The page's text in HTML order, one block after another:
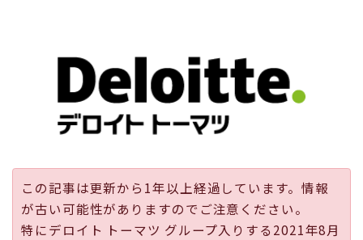
リモートワーク
社内制度
採用
この記事は更新から1年以上経過しています。情報
が古い可能性がありますのでご注意ください。
特にデロイト トーマツ グループ入りする2021年8月